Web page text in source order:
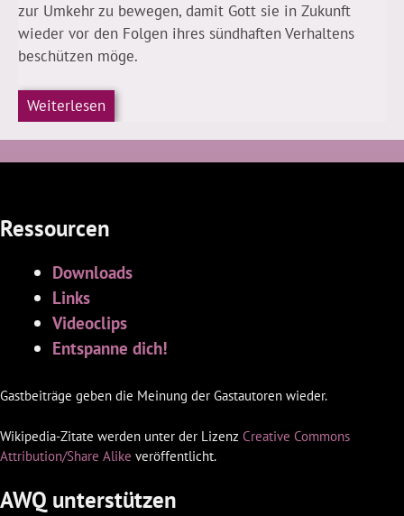
zur Umkehr zu bewegen, damit Gott sie in Zukunft
wieder vor den Folgen ihres sündhaften Verhaltens
beschützen möge.
Weiterlesen
Ressourcen
Downloads
Links
Videoclips
Entspanne dich!
Gastbeiträge geben die Meinung der Gastautoren wieder.
Wikipedia-Zitate werden unter der Lizenz Creative Commons
Attribution/Share Alike veröffentlicht.
AWQ unterstützen